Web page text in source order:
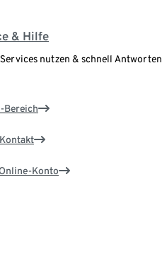
& Hilfe
nutzen & schnell Antworten
Bereich
Konto